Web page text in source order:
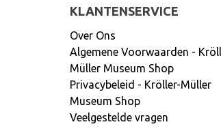
KLANTENSERVICE
Over Ons
Algemene Voorwaarden -
Müller Museum Shop
Privacybeleid - Kröller-Müller
Museum Shop
Veelgestelde vragen